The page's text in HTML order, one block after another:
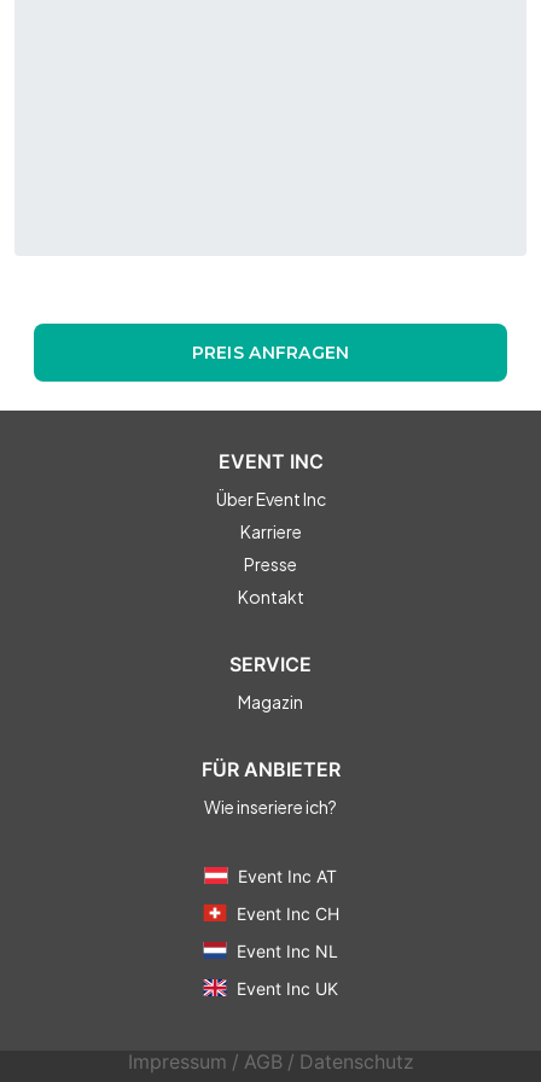
PREIS ANFRAGEN
EVENT INC
Über Event Inc
Karriere
Presse
Kontakt
SERVICE
Magazin
FÜR ANBIETER
Wie inseriere ich?
Event Inc AT
Event Inc CH
Event Inc NL
Event Inc UK
Impressum / AGB / Datenschutz